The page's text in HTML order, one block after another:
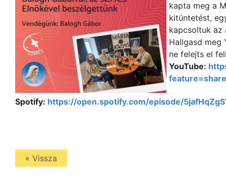
kapta meg a
kitüntetést,
kapcsoltuk az
Hallgasd meg
ne felejts el
YouTube:
Spotify: https://open.spotify.com/episode/
« Vissza